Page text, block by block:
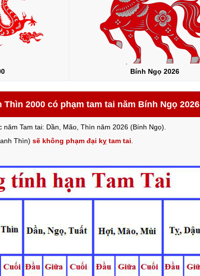
Bính Ngọ 2026
Thìn 2000 có phạm tam tai năm Bính Ngọ 2026
Tam tai: Dần, Mão, Thìn năm 2026 (Bính Ngọ).
Thìn) sẽ không phạm đại kỵ tam tai